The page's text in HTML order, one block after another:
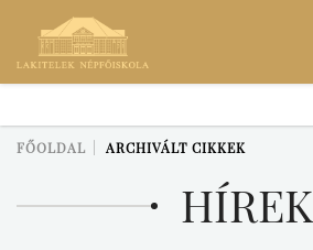
FŐOLDAL ARCHIVÁLT CIKKEK
HÍREK